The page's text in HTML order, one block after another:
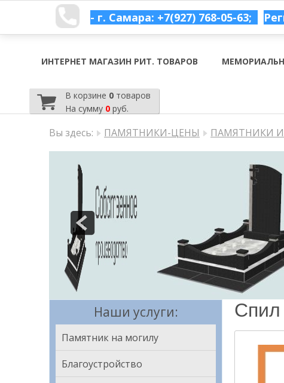
- г. Самара: +7(927) 768-05-63;
ИНТЕРНЕТ МАГАЗИН РИТ. ТОВАРОВ
В корзине 0товаров
На сумму 0руб.
Вы здесь: ПАМЯТНИКИ-ЦЕНЫ ПАМЯТНИКИ
Наши услуги:
Памятник на могилу
Благоустройство
Спил